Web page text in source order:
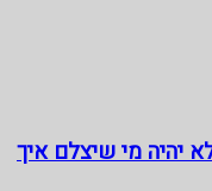
יהיה מי שיצלם איך